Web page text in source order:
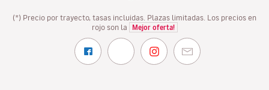
(*) Precio por trayecto, tasas incluidas. Plazas limitadas. Los precios en
rojo son la
Mejor oferta!